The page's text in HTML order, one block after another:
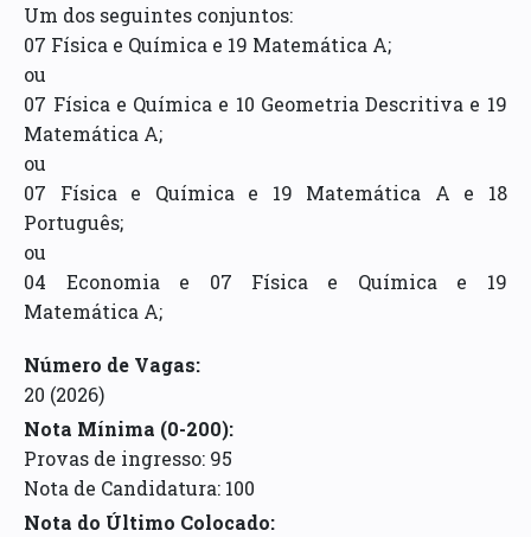
Um dos seguintes conjuntos:
07 Física e Química e 19 Matemática A;
ou
07 Física e Química e 10 Geometria Descritiva e 19
Matemática A;
ou
07 Física e Química e 19 Matemática A e 18
Português;
ou
04 Economia e 07 Física e Química e 19
Matemática A;
Número de Vagas:
20 (2026)
Nota Mínima (0-200):
Provas de ingresso: 95
Nota de Candidatura: 100
Nota do Último Colocado: